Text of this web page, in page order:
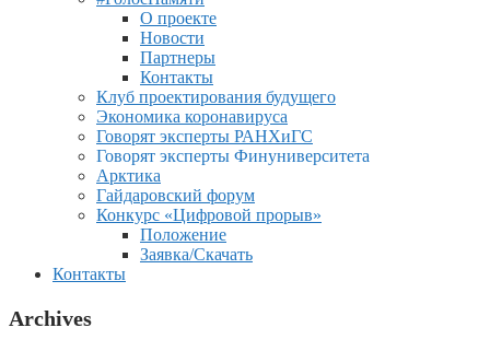
О проекте
Новости
Партнеры
Контакты
Клуб проектирования будущего
Экономика коронавируса
Говорят эксперты РАНХиГС
Говорят эксперты Финуниверситета
Арктика
Гайдаровский форум
Конкурс «Цифровой прорыв»
Положение
Заявка/Скачать
Контакты
Archives